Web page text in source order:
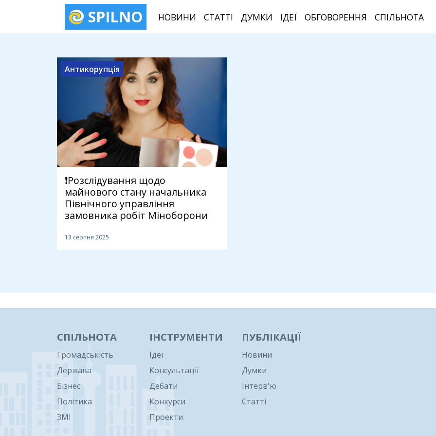
SPILNO НОВИНИ СТАТТІ ДУМКИ ІДЕЇ ОБГОВОРЕННЯ СПІЛЬНОТА
Антикорупція
❗️Розслідування щодо
майнового стану начальника
Північного управління
замовника робіт Міноборони
13 серпня 2025
СПІЛЬНОТА
Громадськість
Держава
Бізнес
Політика
ЗМІ
ІНСТРУМЕНТИ
Ідеї
Консультації
Дебати
Конкурси
Проекти
ПУБЛІКАЦІЇ
Новини
Думки
Інтерв'ю
Статті